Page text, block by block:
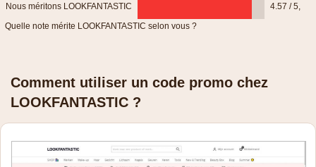
Nous méritons LOOKFANTASTIC 4.57 / 5
Quelle note mérite LOOKFANTASTIC selon vous ?
Comment utiliser un code promo chez
LOOKFANTASTIC ?